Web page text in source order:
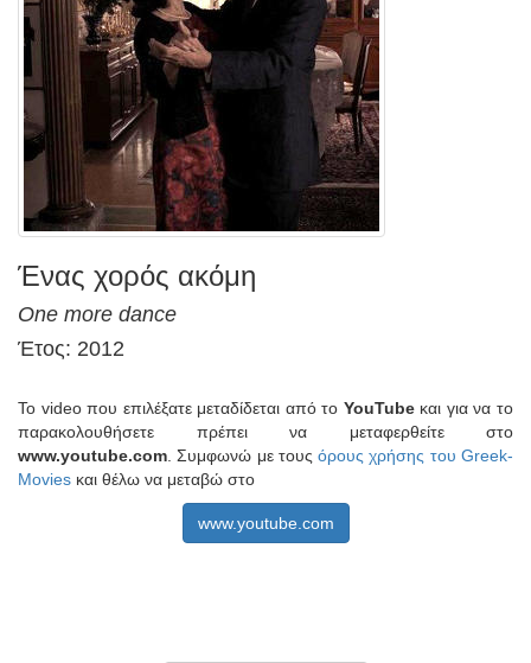
Ένας χορός ακόμη
One more dance
Έτος: 2012
Το video που επιλέξατε μεταδίδεται από το YouTubeκαι για να το
παρακολουθήσετε πρέπει να μεταφερθείτε στο
www.youtube.com . Συμφωνώ με τουςόρους χρήσης του Greek-
Movies και θέλω να μεταβώ στο
www.youtube.com